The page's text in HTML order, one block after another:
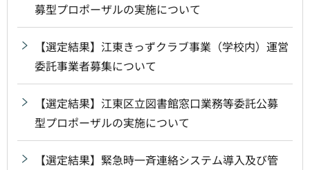
募型プロポーザルの実施について
【選定結果】江東きっずクラブ事業（学校内）運営
委託事業者募集について
【選定結果】江東区立図書館窓口業務等委託公募
型プロポーザルの実施について
【選定結果】緊急時一斉連絡システム導入及び管